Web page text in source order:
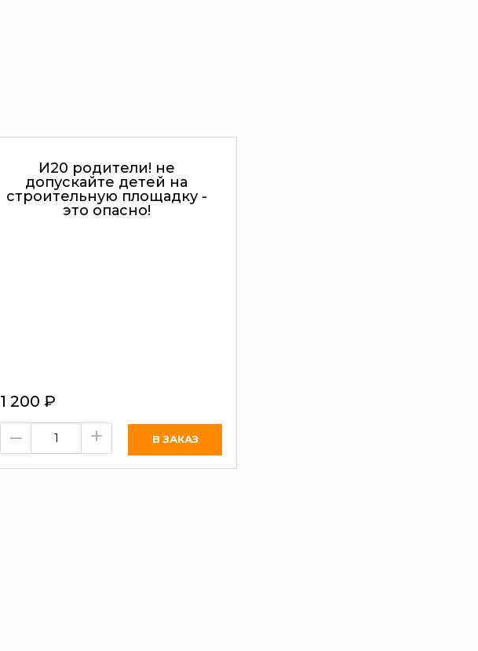
И20 родители! не
допускайте детей на
строительную площадку -
это опасно!
1 200 ₽
– +